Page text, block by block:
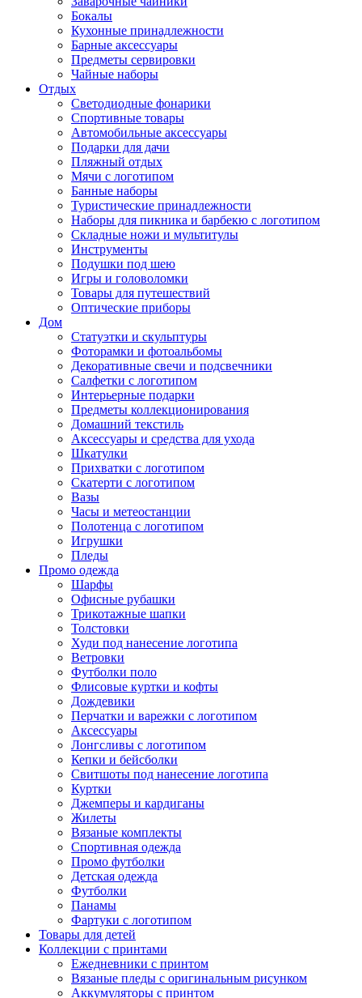
Бокалы
Кухонные принадлежности
Барные аксессуары
Предметы сервировки
Чайные наборы
Отдых
Светодиодные фонарики
Спортивные товары
Автомобильные аксессуары
Подарки для дачи
Пляжный отдых
Мячи с логотипом
Банные наборы
Туристические принадлежности
Наборы для пикника и барбекю с логотипом
Складные ножи и мультитулы
Инструменты
Подушки под шею
Игры и головоломки
Товары для путешествий
Оптические приборы
Дом
Статуэтки и скульптуры
Фоторамки и фотоальбомы
Декоративные свечи и подсвечники
Салфетки с логотипом
Интерьерные подарки
Предметы коллекционирования
Домашний текстиль
Аксессуары и средства для ухода
Шкатулки
Прихватки с логотипом
Скатерти с логотипом
Вазы
Часы и метеостанции
Полотенца с логотипом
Игрушки
Пледы
Промо одежда
Шарфы
Офисные рубашки
Трикотажные шапки
Толстовки
Худи под нанесение логотипа
Ветровки
Футболки поло
Флисовые куртки и кофты
Дождевики
Перчатки и варежки с логотипом
Аксессуары
Лонгсливы с логотипом
Кепки и бейсболки
Свитшоты под нанесение логотипа
Куртки
Джемперы и кардиганы
Жилеты
Вязаные комплекты
Спортивная одежда
Промо футболки
Детская одежда
Футболки
Панамы
Фартуки с логотипом
Товары для детей
Коллекции с принтами
Ежедневники с принтом
Вязаные пледы с оригинальным рисунком
Аккумуляторы с принтом